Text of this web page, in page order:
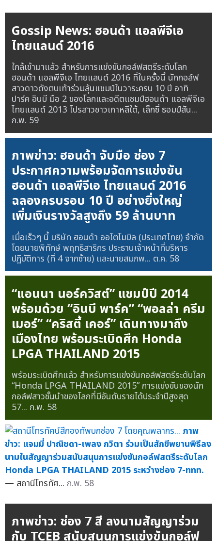
Gossip News: ฮอนด้า แอลพีจีเอ
ไทยแลนด์ 2016
ใกล้เข้ามาแล้ว สำหรับการแข่งขันกอล์ฟสตรีระดับโลก
ฮอนด้า แอลพีจีเอ ไทยแลนด์ 2016 ที่ในครั้งนี้ นักกอล์ฟ
สาวดาวดังตบเท้าร่วมลุ้นแชมป์ในวาระครบ 10 ปี อาทิ
ปาร์ค อินบี มือ 2 ของโลกและอดีตแชมป์ฮอนด้า แอลพีจีเอ
ไทยแลนด์ 2013 โปรสาวชาวเกาหลีใต้, เล็กซี่ ธอมป์สัน...
ก.พ. 59
ภาพข่าว: ฮอนด้า จับมือ ช่อง 7
ประกาศความพร้อมจัดการแข่งขัน
ฮอนด้า แอลพีจีเอ ไทยแลนด์ 2016
ฉลองครบรอบ 10 ปี อย่างยิ่งใหญ่
เพิ่มเงินรางวัลสูงถึง 59 ล้านบาท
เมื่อเร็วๆ นี้ บริษัท ฮอนด้า ออโตโมบิล (ประเทศไทย) จำกัด
โดยนายพิทักษ์ พฤทธิสาริกร ประธานเจ้าหน้าที่บริหาร
ปฏิบัติการ (ที่ 4 จากซ้าย) และนายสมภพ... ต.ค. 58
“แอนนา นอร์ควิสต์” แชมป์ปี 2014
พร้อมด้วย “อินบี พาร์ค” “พอลล่า ครีม
เมอร์” “คริสตี้ เคอร์” เดินทางมาถึง
เมืองไทย พร้อมระเบิดศึก Honda
LPGA THAILAND 2015
พร้อมระเบิดศึกแล้ว สำหรับการแข่งขันกอล์ฟสตรีระดับโลก
“Honda LPGA THAILAND 2015” การแข่งขันของนัก
กอล์ฟสาวชั้นนำของโลกที่มีอันดับรายได้ประจำปีสูงสุด
57... ก.พ. 58
ภาพ
ข่าว: แจมมี่ ปาณิชดา-เพลง กวิตา ร่วมเป็นสักขีพยานพิธีลง
นามในสัญญาร่วมสนับสนุนการแข่งขันกอล์ฟสตรีระดับโลก
Honda LPGA THAILAND 2015 ระหว่างช่อง 7-ททท.
— สถานีโทรทัศ... ก.พ. 58
ภาพข่าว: ช่อง 7 สี ลงนามสัญญาร่วม
กับ TCEB สนับสนุนการแข่งขันกอล์ฟ